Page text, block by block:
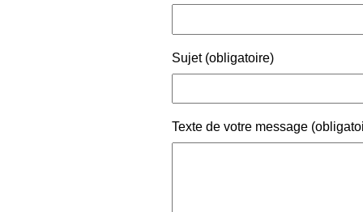
Sujet (obligatoire)
Texte de votre message